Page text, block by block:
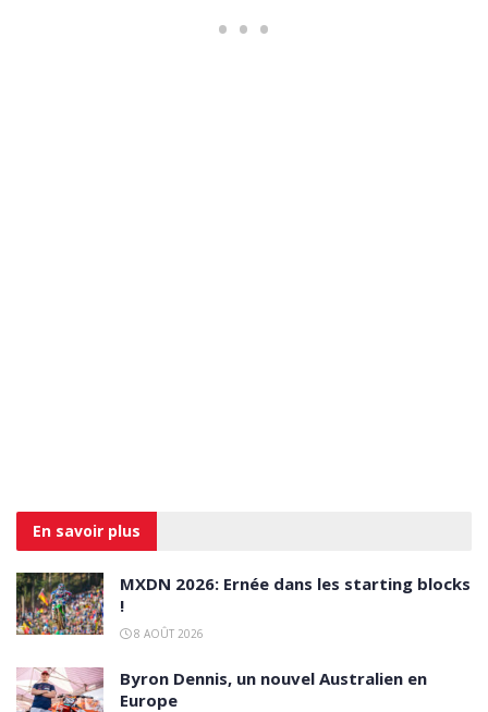
En savoir plus
MXDN 2026: Ernée dans les starting blocks
!
8 AOÛT 2026
Byron Dennis, un nouvel Australien en
Europe